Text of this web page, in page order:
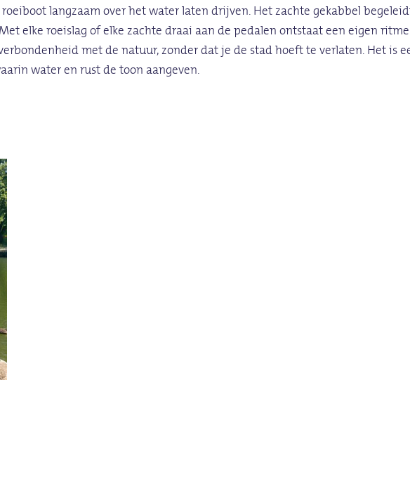
langzaam over het water laten drijven. Het zachte gekabbel
elke roeislag of elke zachte draai aan de pedalen ontstaat een eigen
met de natuur, zonder dat je de stad hoeft te verlaten. Het is
water en rust de toon aangeven.